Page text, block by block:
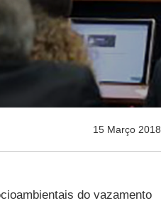
15 Março 2018
do vazamento